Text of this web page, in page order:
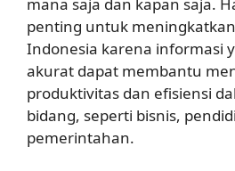
penting untuk
Indonesia karena informasi
akurat dapat membantu
produktivitas dan efisiensi
bidang, seperti bisnis,
pemerintahan.